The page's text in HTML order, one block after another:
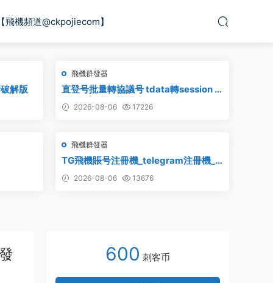
【飛機頻道@ckpojiecom】
解版
飛機群發器
直登号批量轉協議号 tdata轉session –
附破解工具
2026-08-06 17226
飛機群發器
TG飛機賬号注冊機_telegram注冊機_
電報飛機号注冊機破解版
2026-08-06 13676
600 刺客币